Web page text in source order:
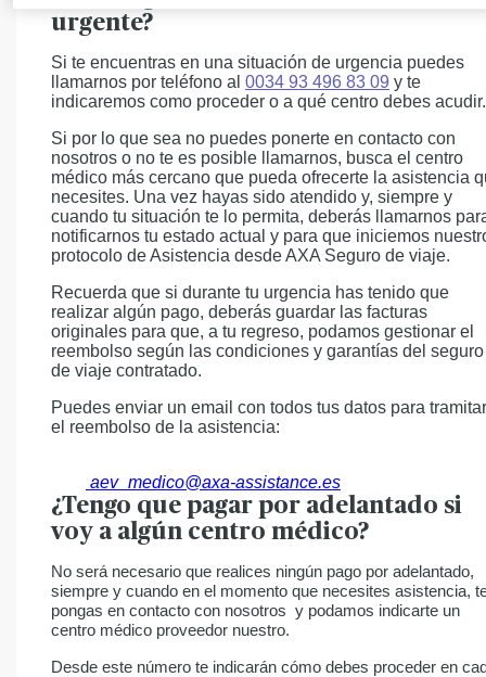
urgente?
Si te encuentras en una situación de urgencia puedes
llamarnos por teléfono al 0034 93 496 83 09 y te
indicaremos como proceder o a qué centro debes acudir.
Si por lo que sea no puedes ponerte en contacto con
nosotros o no te es posible llamarnos, busca el centro
médico más cercano que pueda ofrecerte la asistencia
necesites. Una vez hayas sido atendido y, siempre y
cuando tu situación te lo permita, deberás llamarnos
notificarnos tu estado actual y para que iniciemos
protocolo de Asistencia desde AXA Seguro de viaje.
Recuerda que si durante tu urgencia has tenido que
realizar algún pago, deberás guardar las facturas
originales para que, a tu regreso, podamos gestionar el
reembolso según las condiciones y garantías del seguro
de viaje contratado.
Puedes enviar un email con todos tus datos para tramitar
el reembolso de la asistencia:
aev_medico@axa-assistance.es
¿Tengo que pagar por adelantado si
voy a algún centro médico?
No será necesario que realices ningún pago por adelantado,
siempre y cuando en el momento que necesites asistencia,
pongas en contacto con nosotros y podamos indicarte un
centro médico proveedor nuestro.
Desde este número te indicarán cómo debes proceder en